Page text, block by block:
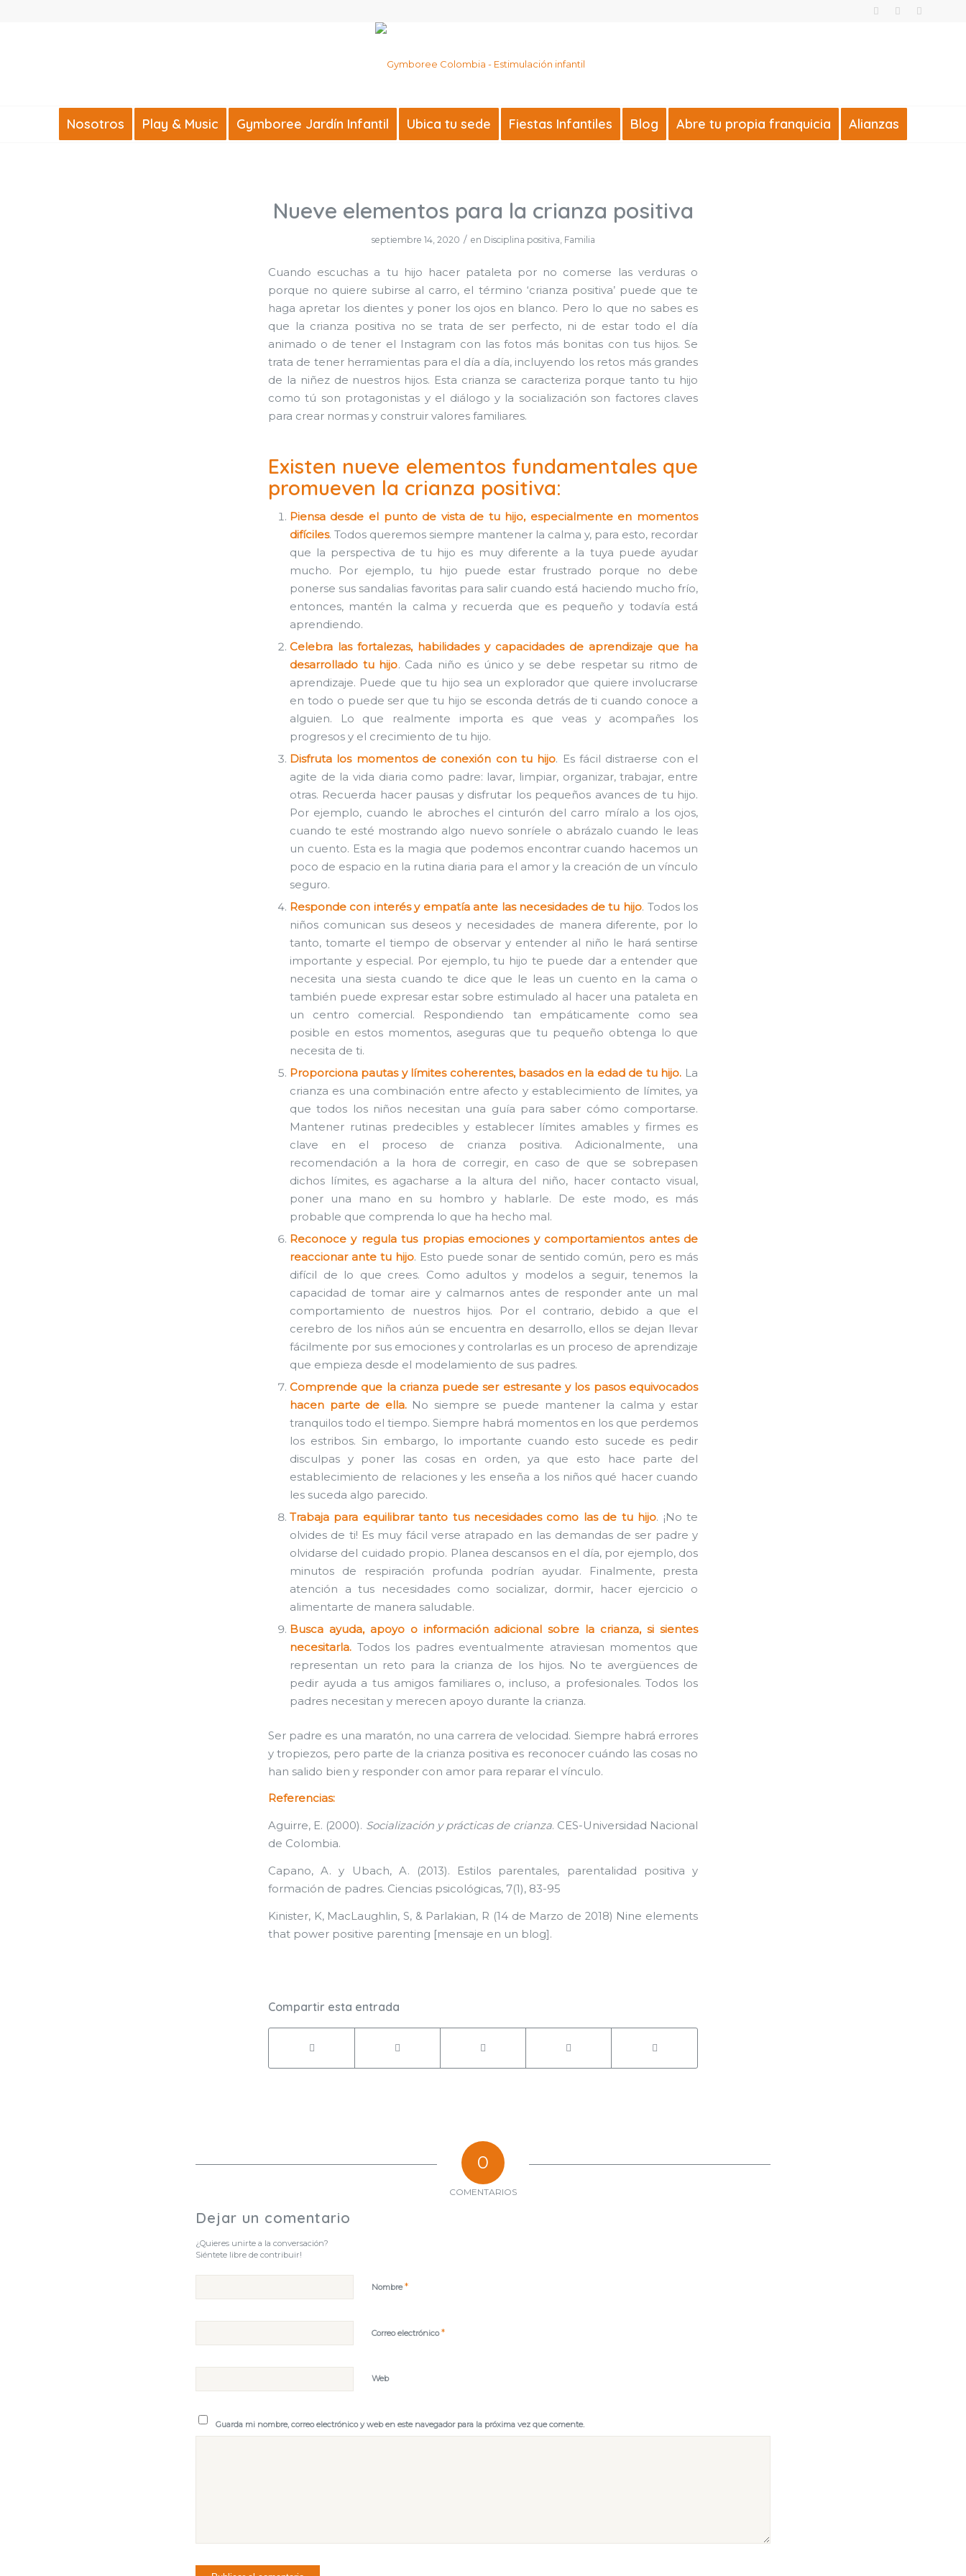
Nosotros Play & Music Gymboree Jardín Infantil Ubica tu sede Fiestas Infantiles Blog Abre tu propia franquicia Alianzas
Nueve elementos para la crianza positiva
septiembre 14, 2020 / en Disciplina positiva, Familia
Cuando escuchas a tu hijo hacer pataleta por no comerse las verduras o
porque no quiere subirse al carro, el término ‘crianza positiva’ puede que te
haga apretar los dientes y poner los ojos en blanco. Pero lo que no sabes es
que la crianza positiva no se trata de ser perfecto, ni de estar todo el día
animado o de tener el Instagram con las fotos más bonitas con tus hijos. Se
trata de tener herramientas para el día a día, incluyendo los retos más grandes
de la niñez de nuestros hijos. Esta crianza se caracteriza porque tanto tu hijo
como tú son protagonistas y el diálogo y la socialización son factores claves
para crear normas y construir valores familiares.
Existen nueve elementos fundamentales que
promueven la crianza positiva:
Piensa desde el punto de vista de tu hijo, especialmente en momentos
difíciles. Todos queremos siempre mantener la calma y, para esto, recordar
que la perspectiva de tu hijo es muy diferente a la tuya puede ayudar
mucho. Por ejemplo, tu hijo puede estar frustrado porque no debe
ponerse sus sandalias favoritas para salir cuando está haciendo mucho frío,
entonces, mantén la calma y recuerda que es pequeño y todavía está
aprendiendo.
Celebra las fortalezas, habilidades y capacidades de aprendizaje que ha
desarrollado tu hijo. Cada niño es único y se debe respetar su ritmo de
aprendizaje. Puede que tu hijo sea un explorador que quiere involucrarse
en todo o puede ser que tu hijo se esconda detrás de ti cuando conoce a
alguien. Lo que realmente importa es que veas y acompañes los
progresos y el crecimiento de tu hijo.
Disfruta los momentos de conexión con tu hijo. Es fácil distraerse con el
agite de la vida diaria como padre: lavar, limpiar, organizar, trabajar, entre
otras. Recuerda hacer pausas y disfrutar los pequeños avances de tu hijo.
Por ejemplo, cuando le abroches el cinturón del carro míralo a los ojos,
cuando te esté mostrando algo nuevo sonríele o abrázalo cuando le leas
un cuento. Esta es la magia que podemos encontrar cuando hacemos un
poco de espacio en la rutina diaria para el amor y la creación de un vínculo
seguro.
Responde con interés y empatía ante las necesidades de tu hijo. Todos los
niños comunican sus deseos y necesidades de manera diferente, por lo
tanto, tomarte el tiempo de observar y entender al niño le hará sentirse
importante y especial. Por ejemplo, tu hijo te puede dar a entender que
necesita una siesta cuando te dice que le leas un cuento en la cama o
también puede expresar estar sobre estimulado al hacer una pataleta en
un centro comercial. Respondiendo tan empáticamente como sea
posible en estos momentos, aseguras que tu pequeño obtenga lo que
necesita de ti.
Proporciona pautas y límites coherentes, basados en la edad de tu hijo. La
crianza es una combinación entre afecto y establecimiento de límites, ya
que todos los niños necesitan una guía para saber cómo comportarse.
Mantener rutinas predecibles y establecer límites amables y firmes es
clave en el proceso de crianza positiva. Adicionalmente, una
recomendación a la hora de corregir, en caso de que se sobrepasen
dichos límites, es agacharse a la altura del niño, hacer contacto visual,
poner una mano en su hombro y hablarle. De este modo, es más
probable que comprenda lo que ha hecho mal.
Reconoce y regula tus propias emociones y comportamientos antes de
reaccionar ante tu hijo. Esto puede sonar de sentido común, pero es más
difícil de lo que crees. Como adultos y modelos a seguir, tenemos la
capacidad de tomar aire y calmarnos antes de responder ante un mal
comportamiento de nuestros hijos. Por el contrario, debido a que el
cerebro de los niños aún se encuentra en desarrollo, ellos se dejan llevar
fácilmente por sus emociones y controlarlas es un proceso de aprendizaje
que empieza desde el modelamiento de sus padres.
Comprende que la crianza puede ser estresante y los pasos equivocados
hacen parte de ella.No siempre se puede mantener la calma y estar
tranquilos todo el tiempo. Siempre habrá momentos en los que perdemos
los estribos. Sin embargo, lo importante cuando esto sucede es pedir
disculpas y poner las cosas en orden, ya que esto hace parte del
establecimiento de relaciones y les enseña a los niños qué hacer cuando
les suceda algo parecido.
Trabaja para equilibrar tanto tus necesidades como las de tu hijo. ¡No te
olvides de ti! Es muy fácil verse atrapado en las demandas de ser padre y
olvidarse del cuidado propio. Planea descansos en el día, por ejemplo, dos
minutos de respiración profunda podrían ayudar. Finalmente, presta
atención a tus necesidades como socializar, dormir, hacer ejercicio o
alimentarte de manera saludable.
Busca ayuda, apoyo o información adicional sobre la crianza, si sientes
necesitarla.Todos los padres eventualmente atraviesan momentos que
representan un reto para la crianza de los hijos. No te avergüences de
pedir ayuda a tus amigos familiares o, incluso, a profesionales. Todos los
padres necesitan y merecen apoyo durante la crianza.
Ser padre es una maratón, no una carrera de velocidad. Siempre habrá errores
y tropiezos, pero parte de la crianza positiva es reconocer cuándo las cosas no
han salido bien y responder con amor para reparar el vínculo.
Referencias:
Aguirre, E. (2000). Socialización y prácticas de crianza. CES-Universidad Nacional
de Colombia.
Capano, A. y Ubach, A. (2013). Estilos parentales, parentalidad positiva y
formación de padres. Ciencias psicológicas, 7(1), 83-95
Kinister, K, MacLaughlin, S, & Parlakian, R (14 de Marzo de 2018) Nine elements
that power positive parenting [mensaje en un blog].
Compartir esta entrada
0
COMENTARIOS
Dejar un comentario
¿Quieres unirte a la conversación?
Siéntete libre de contribuir!
Nombre*
Correo electrónico*
Web
Guarda mi nombre, correo electrónico y web en este navegador para la próxima vez que comente.